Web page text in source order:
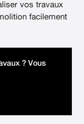
vos travaux
facilement
? Vous